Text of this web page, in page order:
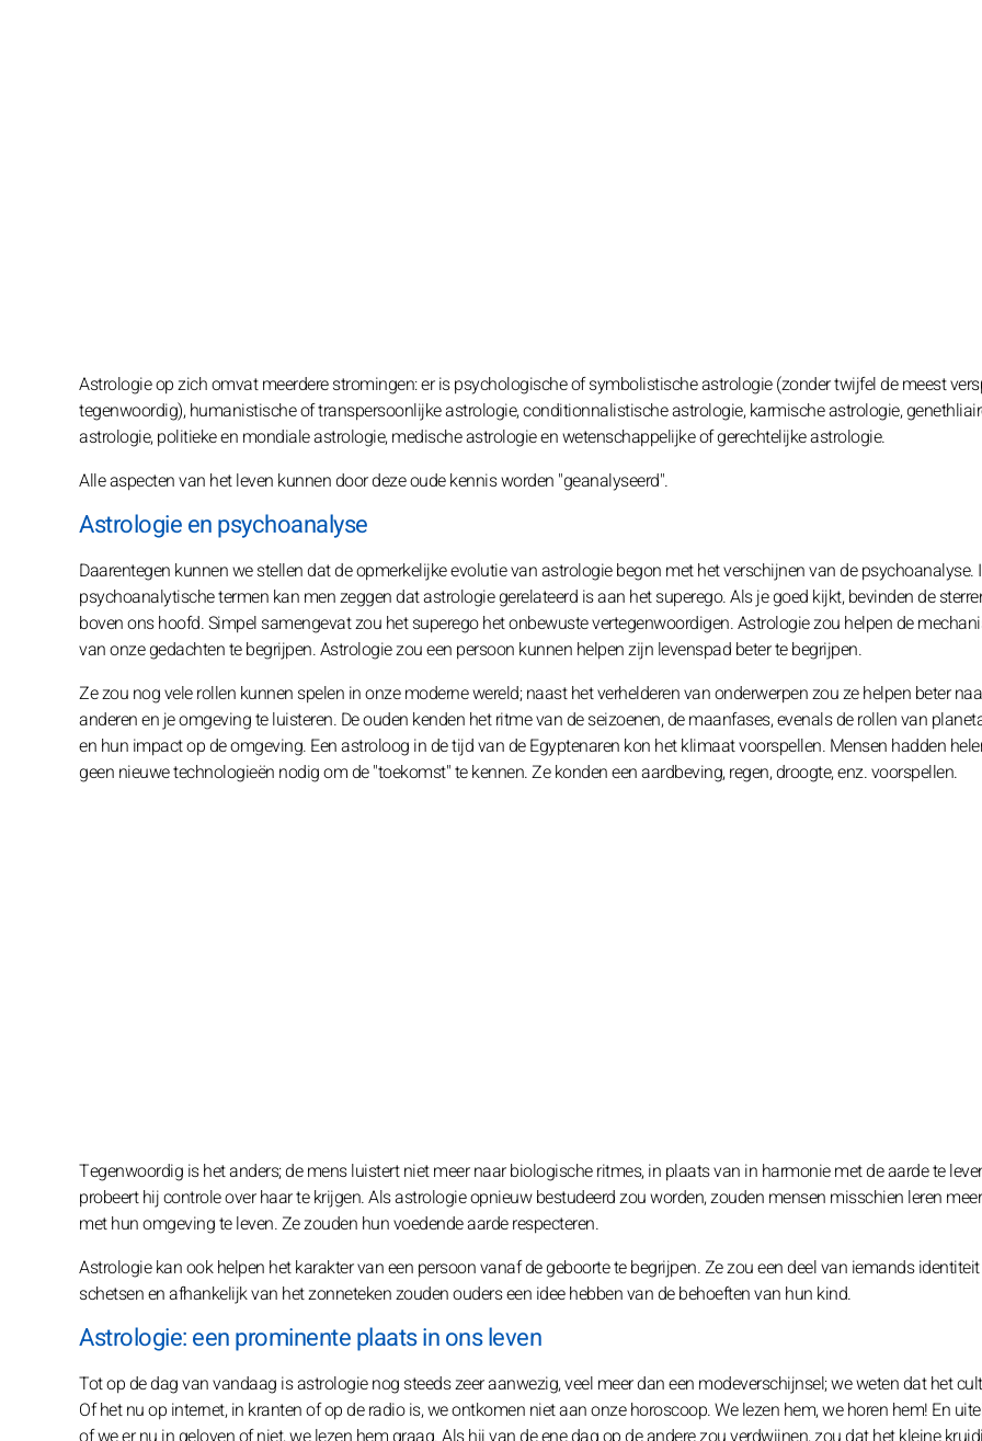
Astrologie op zich omvat meerdere stromingen: er is psychologische of symbolistische astrologie (zonder twijfel de meest
tegenwoordig), humanistische of transpersoonlijke astrologie, conditionnalistische astrologie, karmische astrologie,
astrologie, politieke en mondiale astrologie, medische astrologie en wetenschappelijke of gerechtelijke astrologie.
Alle aspecten van het leven kunnen door deze oude kennis worden "geanalyseerd".
Astrologie en psychoanalyse
Daarentegen kunnen we stellen dat de opmerkelijke evolutie van astrologie begon met het verschijnen van de psychoanalyse.
psychoanalytische termen kan men zeggen dat astrologie gerelateerd is aan het superego. Als je goed kijkt, bevinden de
boven ons hoofd. Simpel samengevat zou het superego het onbewuste vertegenwoordigen. Astrologie zou helpen de
van onze gedachten te begrijpen. Astrologie zou een persoon kunnen helpen zijn levenspad beter te begrijpen.
Ze zou nog vele rollen kunnen spelen in onze moderne wereld; naast het verhelderen van onderwerpen zou ze helpen beter
anderen en je omgeving te luisteren. De ouden kenden het ritme van de seizoenen, de maanfases, evenals de rollen van
en hun impact op de omgeving. Een astroloog in de tijd van de Egyptenaren kon het klimaat voorspellen. Mensen hadden
geen nieuwe technologieën nodig om de "toekomst" te kennen. Ze konden een aardbeving, regen, droogte, enz. voorspellen.
Tegenwoordig is het anders; de mens luistert niet meer naar biologische ritmes, in plaats van in harmonie met de aarde te
probeert hij controle over haar te krijgen. Als astrologie opnieuw bestudeerd zou worden, zouden mensen misschien leren
met hun omgeving te leven. Ze zouden hun voedende aarde respecteren.
Astrologie kan ook helpen het karakter van een persoon vanaf de geboorte te begrijpen. Ze zou een deel van iemands
schetsen en afhankelijk van het zonneteken zouden ouders een idee hebben van de behoeften van hun kind.
Astrologie: een prominente plaats in ons leven
Tot op de dag van vandaag is astrologie nog steeds zeer aanwezig, veel meer dan een modeverschijnsel; we weten dat het
Of het nu op internet, in kranten of op de radio is, we ontkomen niet aan onze horoscoop. We lezen hem, we horen hem! En